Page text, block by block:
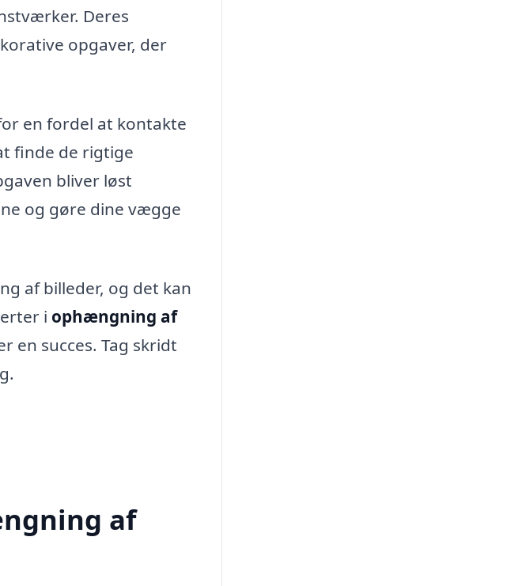
Deres
opgaver, der
en fordel at kontakte
finde de rigtige
bliver løst
og gøre dine vægge
af billeder, og det kan
i ophængning af
en succes. Tag skridt
af